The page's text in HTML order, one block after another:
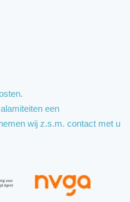
een
wij z.s.m. contact met u